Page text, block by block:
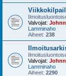
Valvojat:
Lamminaho
Aiheet: 238
Valvojat:
Lamminaho
Aiheet: 2290